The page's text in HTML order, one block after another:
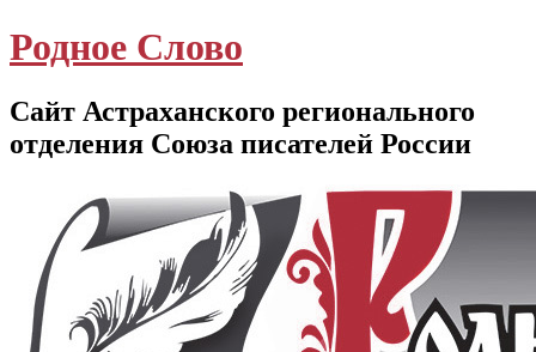
Родное Слово
Сайт Астраханского регионального
отделения Союза писателей России